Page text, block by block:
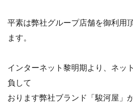
平素は弊社グループ店舗を御利用
ます。
インターネット黎明期より、ネッ
負して
おります弊社ブランド「駿河屋」